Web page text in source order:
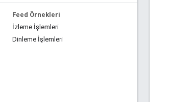
Feed Örnekleri
İzleme İşlemleri
Dinleme İşlemleri